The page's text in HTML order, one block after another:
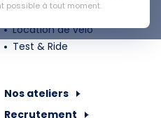
Politique de retour
Location de vélo
Test & Ride
Nos ateliers
Recrutement
possible à tout moment.